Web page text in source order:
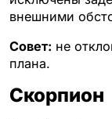
внешними
Совет: не
плана.
Скорпион